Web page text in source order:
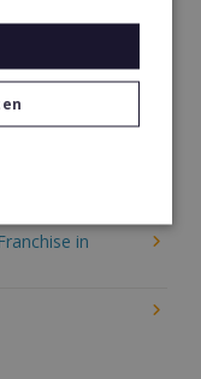
in Argentinien
in